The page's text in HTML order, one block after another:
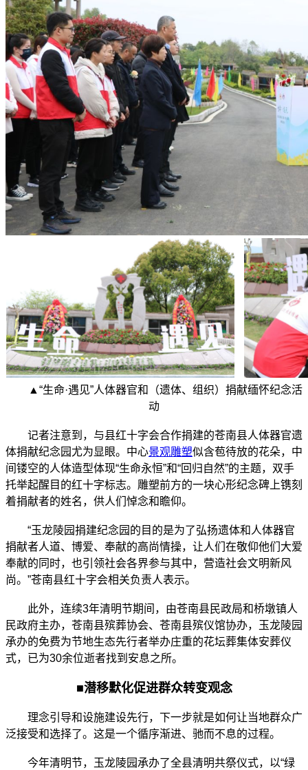
▲“生命·遇见”人体器官和（遗体、组织）捐献缅怀纪念活
动
记者注意到，与县红十字会合作捐建的苍南县人体器官遗
体捐献纪念园尤为显眼。中心景观雕塑似含苞待放的花朵，中
间镂空的人体造型体现“生命永恒”和“回归自然”的主题，双手
托举起醒目的红十字标志。雕塑前方的一块心形纪念碑上镌刻
着捐献者的姓名，供人们悼念和瞻仰。
“玉龙陵园捐建纪念园的目的是为了弘扬遗体和人体器官
捐献者人道、博爱、奉献的高尚情操，让人们在敬仰他们大爱
奉献的同时，也引领社会各界参与其中，营造社会文明新风
尚。”苍南县红十字会相关负责人表示。
此外，连续3年清明节期间，由苍南县民政局和桥墩镇人
民政府主办，苍南县殡葬协会、苍南县殡仪馆协办，玉龙陵园
承办的免费为节地生态先行者举办庄重的花坛葬集体安葬仪
式，已为30余位逝者找到安息之所。
■潜移默化促进群众转变观念
理念引导和设施建设先行，下一步就是如何让当地群众广
泛接受和选择了。这是一个循序渐进、驰而不息的过程。
今年清明节，玉龙陵园承办了全县清明共祭仪式，以“绿